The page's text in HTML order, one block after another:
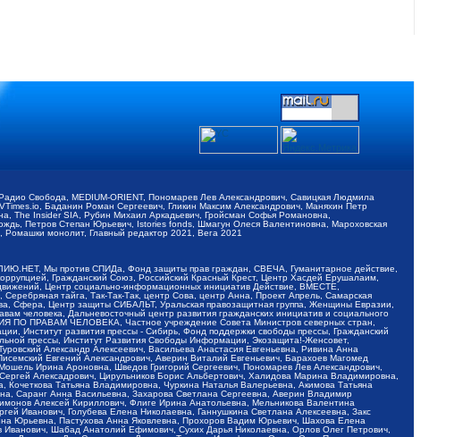
Свобода, MEDIUM-ORIENT, Пономарев Лев Александрович, Савицкая Людмила
Баданин Роман Сергеевич, Гликин Максим Александрович, Маняхин Петр
The Insider SIA, Рубин Михаил Аркадьевич, Гройсман Софья Романовна,
Петров Степан Юрьевич, Istories fonds, Шмагун Олеся Валентиновна, Мароховская
монолит, Главный редактор 2021, Вега 2021
Мы против СПИДа, Фонд защиты прав граждан, СВЕЧА, Гуманитарное действие,
Гражданский Союз, Российский Красный Крест, Центр Хасдей Ерушалаим,
Центр социально-информационных инициатив Действие, ВМЕСТЕ,
тайга, Так-Так-Так, центр Сова, центр Анна, Проект Апрель, Самарская
Сфера, Центр защиты СИБАЛЬТ, Уральская правозащитная группа, Женщины Евразии,
человека, Дальневосточный центр развития гражданских инициатив и социального
ПО ПРАВАМ ЧЕЛОВЕКА, Частное учреждение Совета Министров северных стран,
Институт развития прессы - Сибирь, Фонд поддержки свободы прессы, Гражданский
прессы, Институт Развития Свободы Информации, Экозащита!-Женсовет,
Александр Алексеевич, Васильева Анастасия Евгеньевна, Ривина Анна
Евгений Александрович, Аверин Виталий Евгеньевич, Барахоев Магомед
Ирина Ароновна, Шведов Григорий Сергеевич, Пономарев Лев Александрович,
Алексадрович, Цирульников Борис Альбертович, Халидова Марина Владимировна,
Татьяна Владимировна, Чуркина Наталья Валерьевна, Акимова Татьяна
Саранг Анна Васильевна, Захарова Светлана Сергеевна, Аверин Владимир
Алексей Кириллович, Флиге Ирина Анатольевна, Мельникова Валентина
Иванович, Голубева Елена Николаевна, Ганнушкина Светлана Алексеевна, Закс
Юрьевна, Пастухова Анна Яковлевна, Прохоров Вадим Юрьевич, Шахова Елена
Шабад Анатолий Ефимович, Сухих Дарья Николаевна, Орлов Олег Петрович,